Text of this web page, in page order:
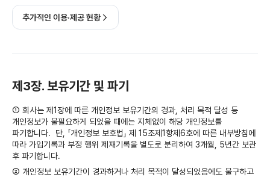
추가적인 이용·제공 현황
제3장. 보유기간 및 파기
① 회사는 제1장에 따른 개인정보 보유기간의 경과, 처리 목적 달성 등
개인정보가 불필요하게 되었을 때에는 지체없이 해당 개인정보를
파기합니다. 단, 「개인정보 보호법」 제 15조제1항제6호에 따른 내부방침에
따라 가입기록과 부정 행위 제재기록을 별도로 분리하여 3개월, 5년간 보관
후 파기합니다.
② 개인정보 보유기간이 경과하거나 처리 목적이 달성되었음에도 불구하고